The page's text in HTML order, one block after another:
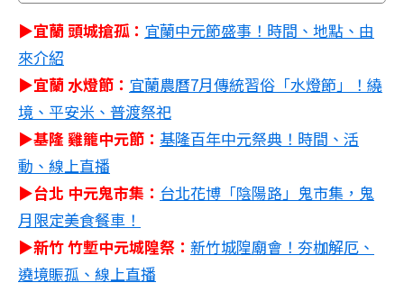
▶宜蘭 頭城搶孤： 宜蘭中元節盛事！時間、地點、由
來介紹
▶宜蘭 水燈節： 宜蘭農曆7月傳統習俗「水燈節」！繞
境、平安米、普渡祭祀
▶基隆 雞籠中元節： 基隆百年中元祭典！時間、活
動、線上直播
▶台北 中元鬼市集： 台北花博「陰陽路」鬼市集，鬼
月限定美食餐車！
▶新竹 竹塹中元城隍祭： 新竹城隍廟會！夯枷解厄、
遶境賑孤、線上直播